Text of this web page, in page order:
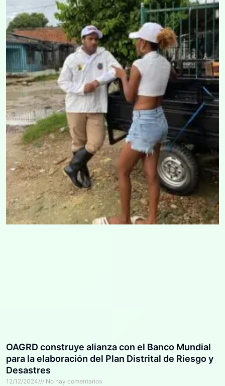
OAGRD construye alianza con el Banco Mundial
para la elaboración del Plan Distrital de Riesgo y
Desastres
12/12/2024 No hay comentarios